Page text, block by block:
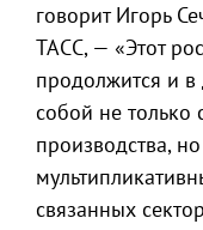
говорит Игорь
ТАСС, — «Этот
продолжится и в
собой не только
производства,
связанных